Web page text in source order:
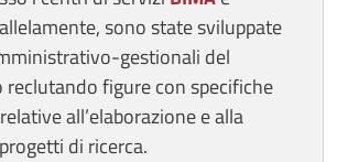
sono state sviluppate
gestionali del
figure con specifiche
all’elaborazione e alla
di ricerca.